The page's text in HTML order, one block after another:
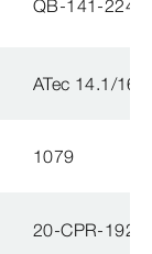
QB-141-
ATec 14.1/16-
1079
20-CPR-192-